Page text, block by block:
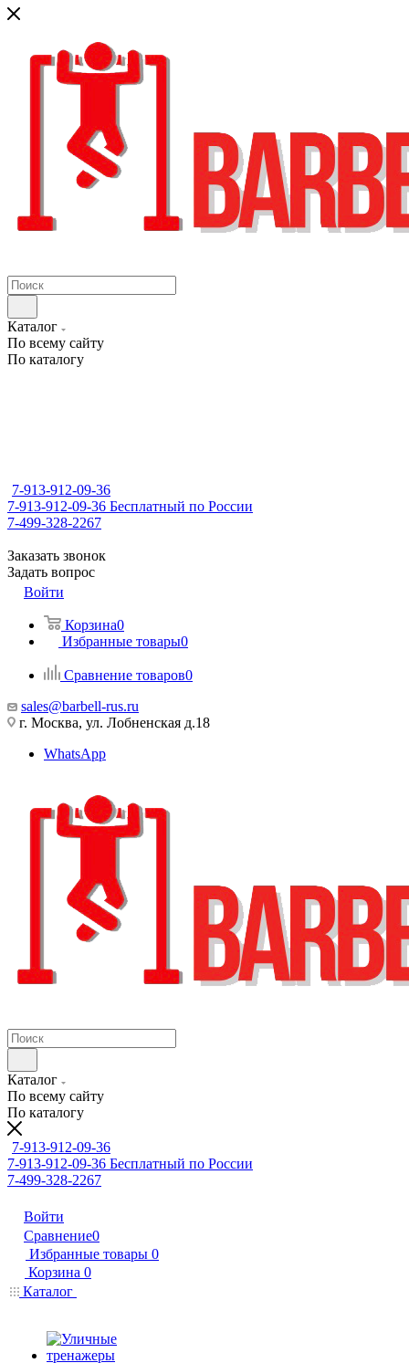
Каталог
По всему сайту
По каталогу
7-913-912-09-36
7-913-912-09-36 Бесплатный по России
7-499-328-2267
Заказать звонок
Задать вопрос
Войти
Корзина0
Избранные товары0
Сравнение товаров0
sales@barbell-rus.ru
г. Москва, ул. Лобненская д.18
WhatsApp
Каталог
По всему сайту
По каталогу
7-913-912-09-36
7-913-912-09-36 Бесплатный по России
7-499-328-2267
Войти
Сравнение0
Избранные товары 0
Корзина 0
Каталог